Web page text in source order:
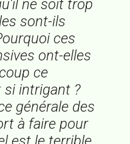
ne soit trop
sont-ils
ces
ont-elles
ce
intrigant ?
générale des
à faire pour